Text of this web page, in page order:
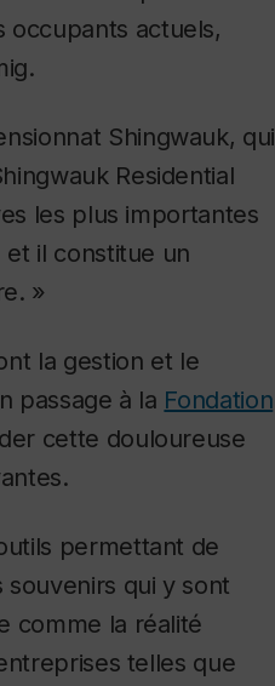
occupants actuels,
Shingwauk, qui
Residential
les plus importantes
il constitue un
»
la gestion et le
passage à la Fondation
cette douloureuse
permettant de
qui y sont
comme la réalité
telles que